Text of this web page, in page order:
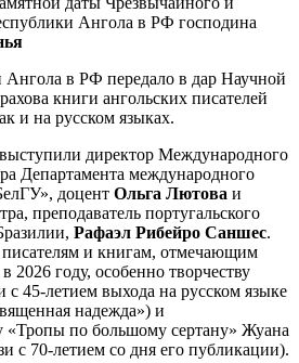
Ангола в РФ господина
Ангола в РФ передало в дар Научной
книги ангольских писателей
и на русском языках.
директор Международного
Департамента международного
доцент Ольга Лютова и
преподаватель португальского
Рафаэл Рибейро Саншес.
и книгам, отмечающим
2026 году, особенно творчеству
с 45-летием выхода на русском языке
надежда») и
«Тропы по большому сертану» Жуана
с 70-летием со дня его публикации).